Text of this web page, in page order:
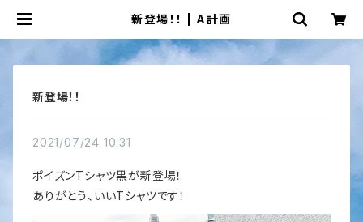
新登場！！ | A計画
新登場！！
2021/07/24 10:31
ポイズンTシャツ黒が新登場！
ありがとう、いいTシャツです！